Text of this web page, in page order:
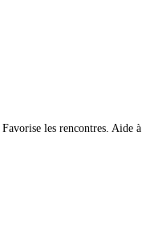
les rencontres. Aide